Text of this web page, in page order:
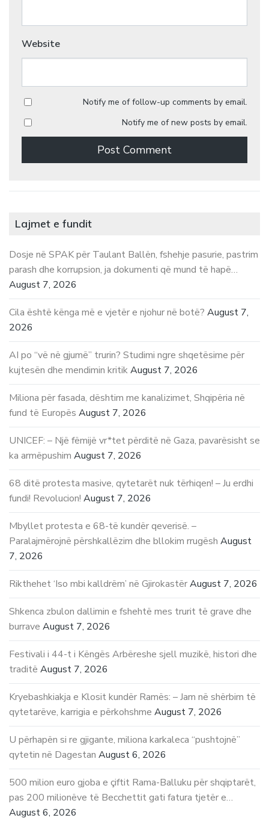
Website
Notify me of follow-up comments by email.
Notify me of new posts by email.
Lajmet e fundit
Dosje në SPAK për Taulant Ballën, fshehje pasurie, pastrim
parash dhe korrupsion, ja dokumenti që mund të hapë…
August 7, 2026
Cila është kënga më e vjetër e njohur në botë? August 7,
2026
AI po “vë në gjumë” trurin? Studimi ngre shqetësime për
kujtesën dhe mendimin kritikAugust 7, 2026
Miliona për fasada, dështim me kanalizimet, Shqipëria në
fund të Europës August 7, 2026
UNICEF: – Një fëmijë vr*tet përditë në Gaza, pavarësisht se
ka armëpushim August 7, 2026
68 ditë protesta masive, qytetarët nuk tërhiqen! – Ju erdhi
fundi! Revolucion! August 7, 2026
Mbyllet protesta e 68-të kundër qeverisë. –
Paralajmërojnë përshkallëzim dhe bllokim rrugësh August
7, 2026
Rikthehet ‘Iso mbi kalldrëm’ në GjirokastërAugust 7, 2026
Shkenca zbulon dallimin e fshehtë mes trurit të grave dhe
burrave August 7, 2026
Festivali i 44-t i Këngës Arbëreshe sjell muzikë, histori dhe
traditë August 7, 2026
Kryebashkiakja e Klosit kundër Ramës: – Jam në shërbim të
qytetarëve, karrigia e përkohshme August 7, 2026
U përhapën si re gjigante, miliona karkaleca “pushtojnë”
qytetin në Dagestan August 6, 2026
500 milion euro gjoba e çiftit Rama-Balluku për shqiptarët,
pas 200 milionëve të Becchettit gati fatura tjetër e…
August 6, 2026